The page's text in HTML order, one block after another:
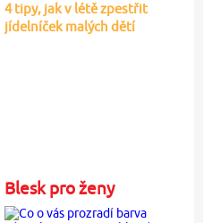
4 tipy, jak v létě zpestřit
jídelníček malých dětí
Blesk pro ženy